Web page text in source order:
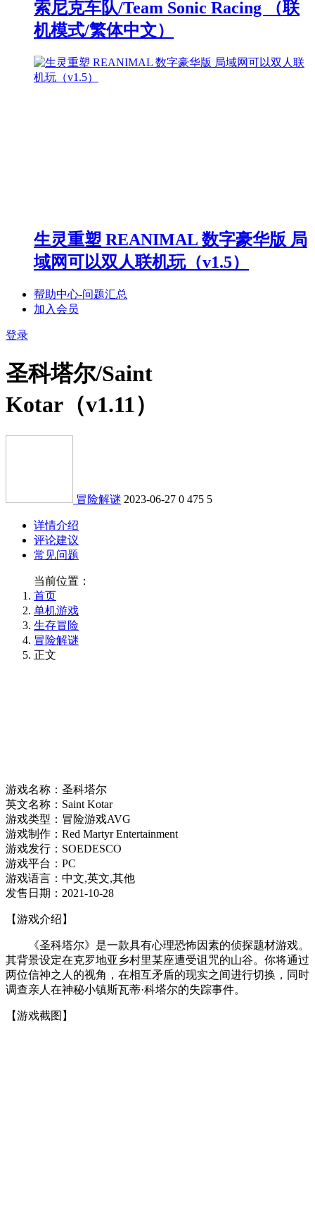
索尼克车队/Team Sonic Racing （联
机模式/繁体中文）
生灵重塑 REANIMAL 数字豪华版 局
域网可以双人联机玩（v1.5）
帮助中心-问题汇总
加入会员
登录
圣科塔尔/Saint
Kotar（v1.11）
冒险解谜 2023-06-27 0 475 5
详情介绍
评论建议
常见问题
当前位置：
首页
单机游戏
生存冒险
冒险解谜
正文
游戏名称：圣科塔尔
英文名称：Saint Kotar
游戏类型：冒险游戏AVG
游戏制作：Red Martyr Entertainment
游戏发行：SOEDESCO
游戏平台：PC
游戏语言：中文,英文,其他
发售日期：2021-10-28
【游戏介绍】
《圣科塔尔》是一款具有心理恐怖因素的侦探题材游戏。
其背景设定在克罗地亚乡村里某座遭受诅咒的山谷。你将通过
两位信神之人的视角，在相互矛盾的现实之间进行切换，同时
调查亲人在神秘小镇斯瓦蒂·科塔尔的失踪事件。
【游戏截图】